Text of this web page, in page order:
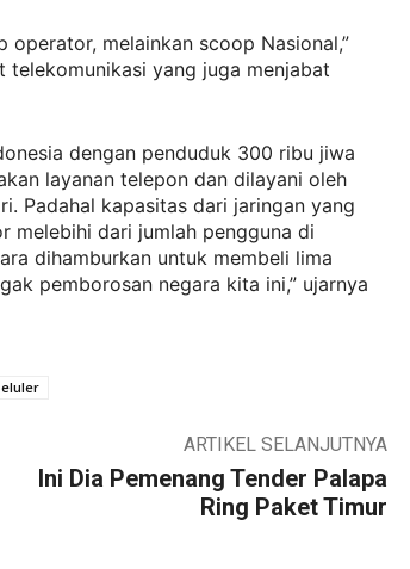
operator, melainkan scoop Nasional,”
telekomunikasi yang juga menjabat
dengan penduduk 300 ribu jiwa
layanan telepon dan dilayani oleh
Padahal kapasitas dari jaringan yang
melebihi dari jumlah pengguna di
dihamburkan untuk membeli lima
pemborosan negara kita ini,” ujarnya
ARTIKEL SELANJUTNYA
Ini Dia Pemenang Tender Palapa
Ring Paket Timur